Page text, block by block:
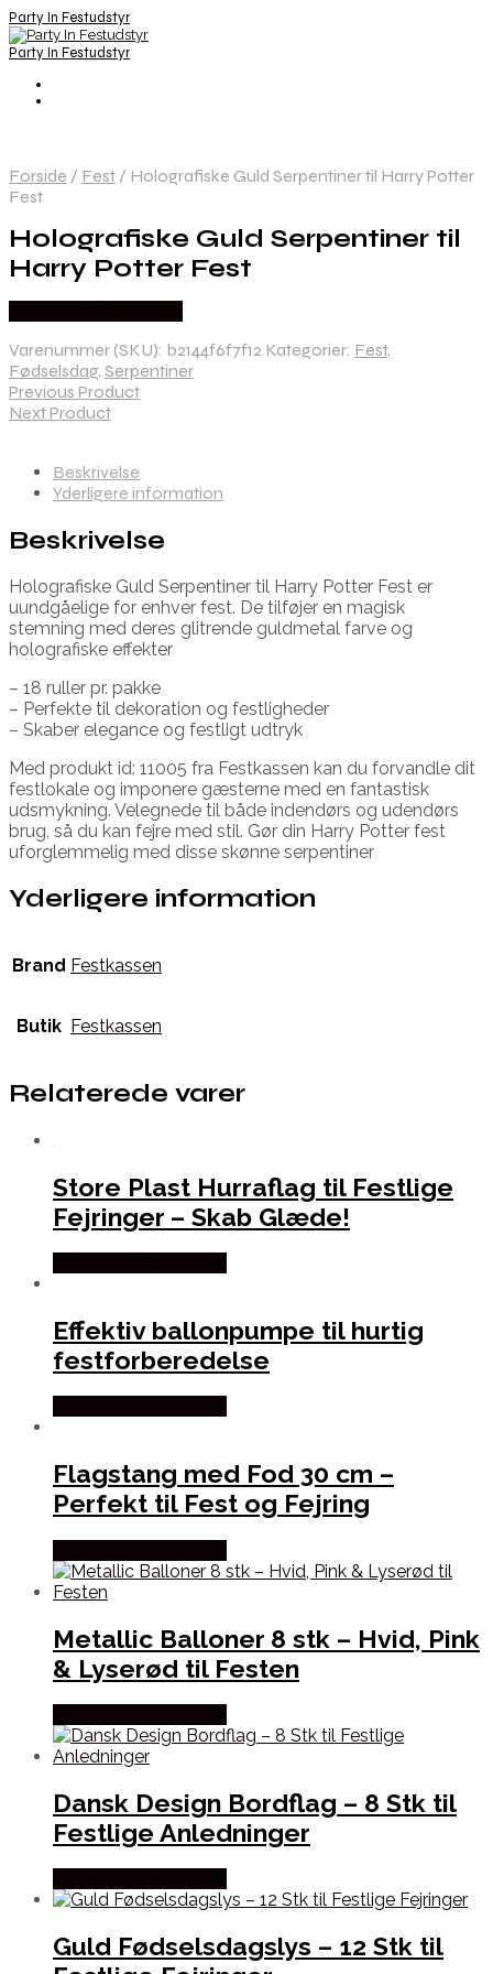
Party In Festudstyr
Party In Festudstyr
Forside / Fest / Holografiske Guld Serpentiner til Harry Potter
Fest
Holografiske Guld Serpentiner til
Harry Potter Fest
Varenummer (SKU): b2144f6f7f12 Kategorier: Fest,
Fødselsdag, Serpentiner
Previous Product
Next Product
Beskrivelse
Yderligere information
Beskrivelse
Holografiske Guld Serpentiner til Harry Potter Fest er
uundgåelige for enhver fest. De tilføjer en magisk
stemning med deres glitrende guldmetal farve og
holografiske effekter
– 18 ruller pr. pakke
– Perfekte til dekoration og festligheder
– Skaber elegance og festligt udtryk
Med produkt id: 11005 fra Festkassen kan du forvandle dit
festlokale og imponere gæsterne med en fantastisk
udsmykning. Velegnede til både indendørs og udendørs
brug, så du kan fejre med stil. Gør din Harry Potter fest
uforglemmelig med disse skønne serpentiner
Yderligere information
Brand Festkassen
Butik Festkassen
Relaterede varer
Store Plast Hurraflag til Festlige
Fejringer – Skab Glæde!
Effektiv ballonpumpe til hurtig
festforberedelse
Flagstang med Fod 30 cm –
Perfekt til Fest og Fejring
Metallic Balloner 8 stk – Hvid, Pink
& Lyserød til Festen
Dansk Design Bordflag – 8 Stk til
Festlige Anledninger
Guld Fødselsdagslys – 12 Stk til